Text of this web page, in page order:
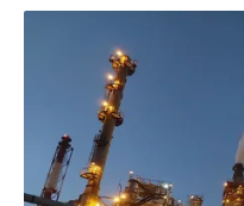
內為擴大暴露風險區。報
近四成人口住在石化污
的受影響人口更高達
全台石化設施前三高的
（31處）、台南（31處
風險區的人口比例占全市